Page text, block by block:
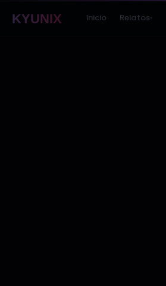
KYUNIX Inicio Relatos▾